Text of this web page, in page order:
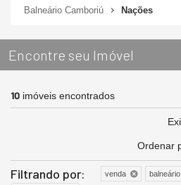
Balneário Camboriú
Nações
Encontre seu Imóvel
10 imóveis encontrados
Ordenar
Filtrando por: venda